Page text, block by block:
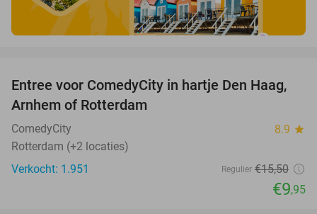
36%
Entree voor ComedyCity in hartje Den Haag,
Arnhem of Rotterdam
ComedyCity 8.9 star
Rotterdam (+2 locaties)
Verkocht: 1.951
Regulier €15,50
€9,95